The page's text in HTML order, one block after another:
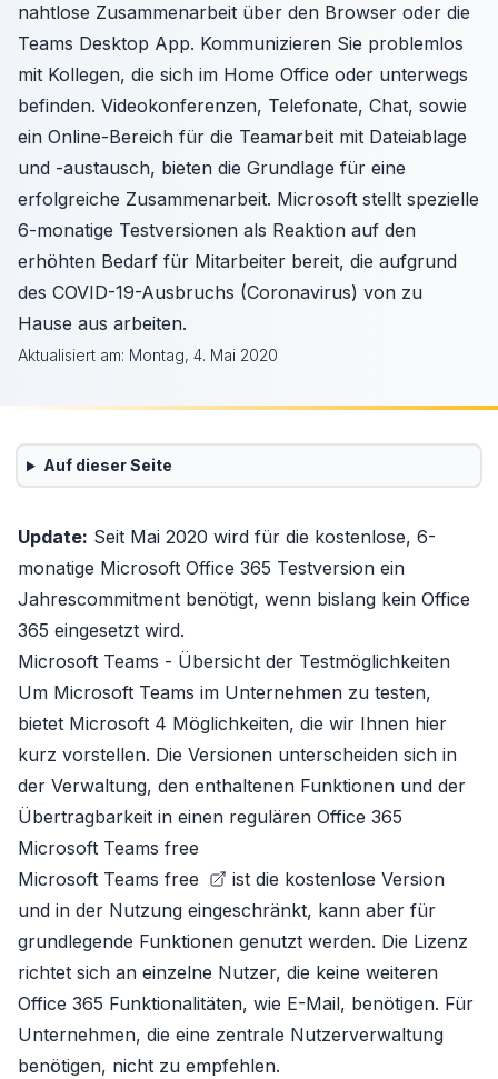
nahtlose Zusammenarbeit über den Browser oder die
Teams Desktop App. Kommunizieren Sie problemlos
mit Kollegen, die sich im Home Office oder unterwegs
befinden. Videokonferenzen, Telefonate, Chat, sowie
ein Online-Bereich für die Teamarbeit mit Dateiablage
und -austausch, bieten die Grundlage für eine
erfolgreiche Zusammenarbeit. Microsoft stellt spezielle
6-monatige Testversionen als Reaktion auf den
erhöhten Bedarf für Mitarbeiter bereit, die aufgrund
des COVID-19-Ausbruchs (Coronavirus) von zu
Hause aus arbeiten.
Aktualisiert am: Montag, 4. Mai 2020
Auf dieser Seite
Update: Seit Mai 2020 wird für die kostenlose, 6-
monatige Microsoft Office 365 Testversion ein
Jahrescommitment benötigt, wenn bislang kein Office
365 eingesetzt wird.
Microsoft Teams - Übersicht der Testmöglichkeiten
Um Microsoft Teams im Unternehmen zu testen,
bietet Microsoft 4 Möglichkeiten, die wir Ihnen hier
kurz vorstellen. Die Versionen unterscheiden sich in
der Verwaltung, den enthaltenen Funktionen und der
Übertragbarkeit in einen regulären Office 365
Microsoft Teams free
Microsoft Teams free
ist die kostenlose Version
und in der Nutzung eingeschränkt, kann aber für
grundlegende Funktionen genutzt werden. Die Lizenz
richtet sich an einzelne Nutzer, die keine weiteren
Office 365 Funktionalitäten, wie E-Mail, benötigen. Für
Unternehmen, die eine zentrale Nutzerverwaltung
benötigen, nicht zu empfehlen.